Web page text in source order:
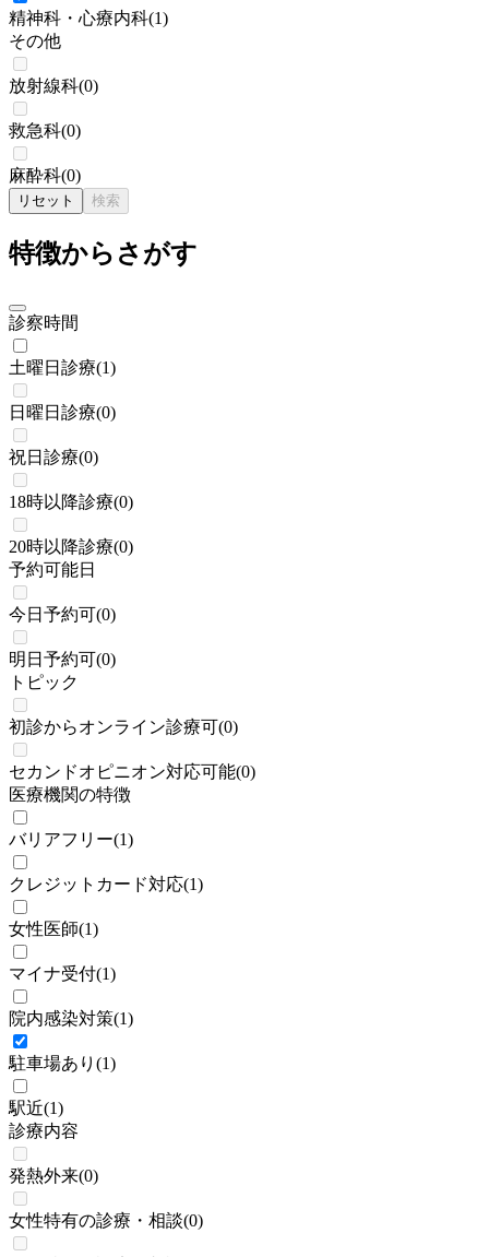
精神科・心療内科(1)
その他
放射線科(0)
救急科(0)
麻酔科(0)
リセット 検索
特徴からさがす
診察時間
土曜日診療(1)
日曜日診療(0)
祝日診療(0)
18時以降診療(0)
20時以降診療(0)
予約可能日
今日予約可(0)
明日予約可(0)
トピック
初診からオンライン診療可(0)
セカンドオピニオン対応可能(0)
医療機関の特徴
バリアフリー(1)
クレジットカード対応(1)
女性医師(1)
マイナ受付(1)
院内感染対策(1)
駐車場あり (1)
駅近(1)
診療内容
発熱外来(0)
女性特有の診療・相談(0)